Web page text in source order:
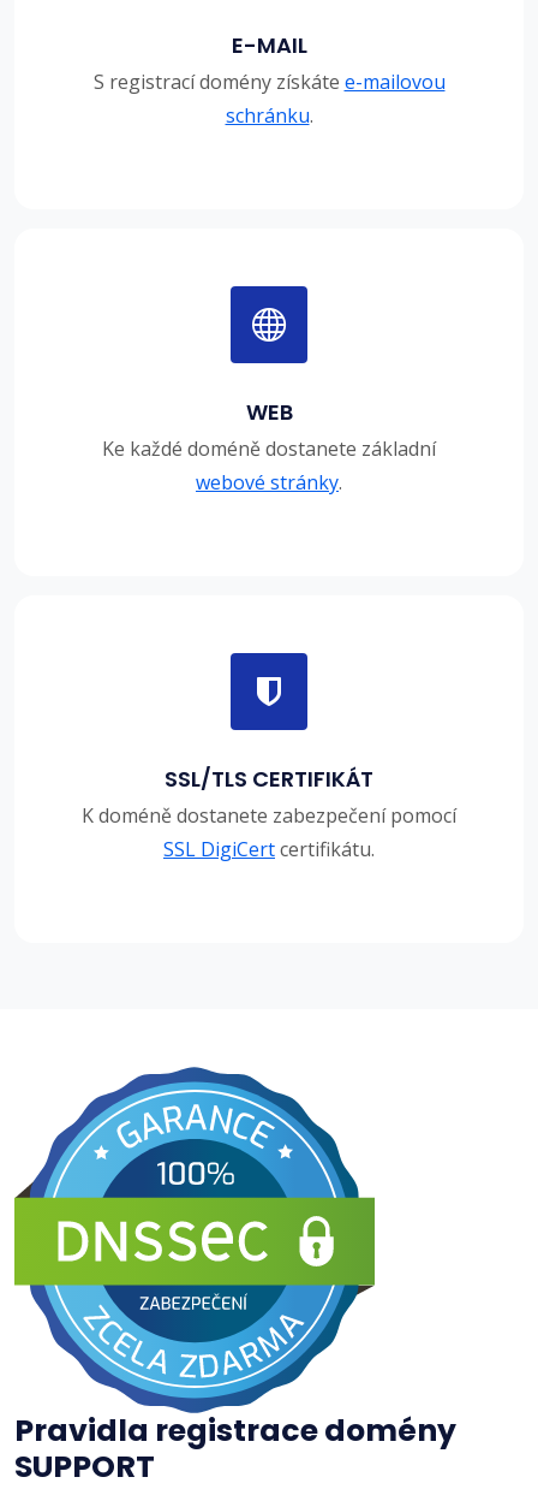
E-MAIL
S registrací domény získáte e-mailovou
schránku.
WEB
Ke každé doméně dostanete základní
webové stránky.
SSL/TLS CERTIFIKÁT
K doméně dostanete zabezpečení pomocí
SSL DigiCertcertifikátu.
Pravidla registrace domény
SUPPORT